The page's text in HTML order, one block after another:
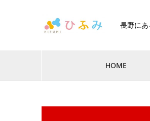
長野に
HOME